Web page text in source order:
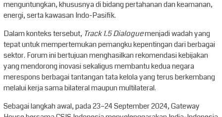
menguntungkan, khususnya di bidang pertahanan dan keamanan,
energi, serta kawasan Indo-Pasifik.
Dalam konteks tersebut, Track 1.5 Dialoguemenjadi wadah yang
tepat untuk mempertemukan pemangku kepentingan dari berbagai
sektor. Forum ini bertujuan menghasilkan rekomendasi kebijakan
yang mendorong inovasi sekaligus membantu kedua negara
merespons berbagai tantangan tata kelola yang terus berkembang
melalui kerja sama bilateral maupun multilateral.
Sebagai langkah awal, pada 23–24 September 2024, Gateway